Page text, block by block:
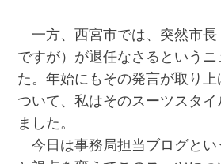
一方、西宮市では、突然市長
ですが）が退任なさるという
た。年始にもその発言が取り
ついて、私はそのスーツスタ
ました。
今日は事務局担当ブログとい